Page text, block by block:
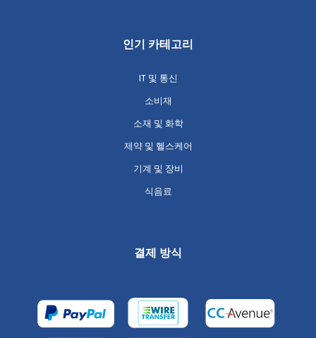
인기 카테고리
IT 및 통신
소비재
소재 및 화학
제약 및 헬스케어
기계 및 장비
식음료
결제 방식